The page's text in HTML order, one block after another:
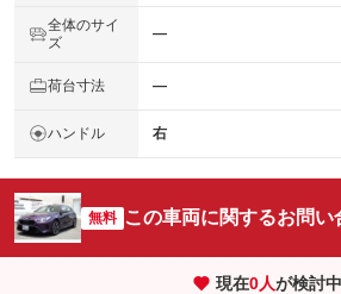
全体のサイ
ズ
―
荷台寸法 ―
ハンドル 右
無料 この車両に関するお問い
現在0人が検討中